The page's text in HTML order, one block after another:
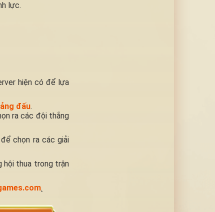
lực.
hiện có để lựa
đấu.
ra các đội thắng
chọn ra các giải
hội thua trong trận
.